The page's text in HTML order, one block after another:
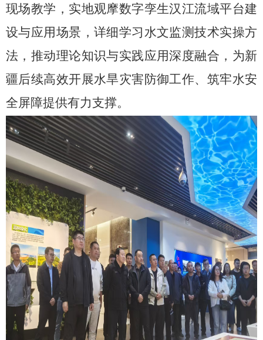
现场教学，实地观摩数字孪生汉江流域平台建
设与应用场景， 详细学习水文监测技术实操方
法，推动理论知识与实践应用深度融合， 为新
疆后续高效开展水旱灾害防御工作、筑牢水安
全屏障提供有力支撑。